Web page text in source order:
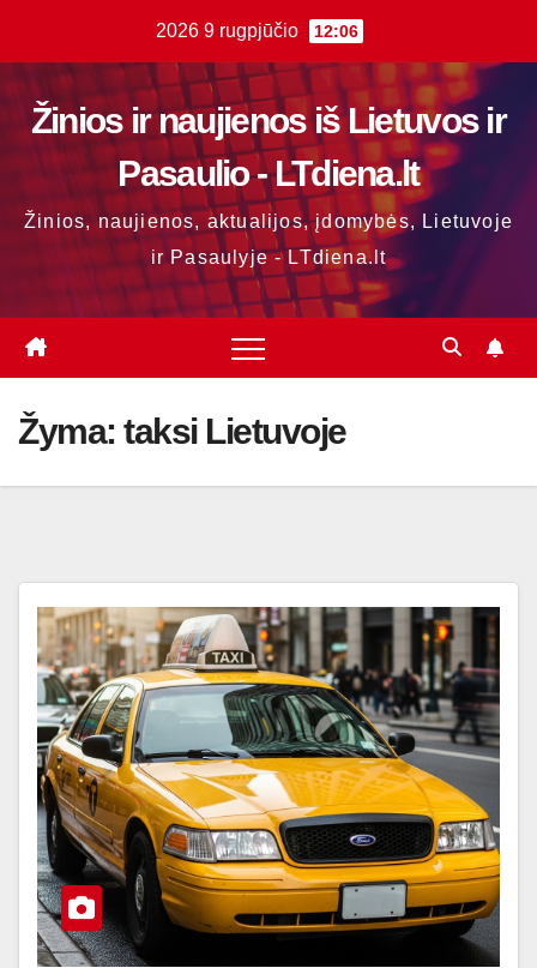
content
2026 9 rugpjūčio 12:06
Žinios ir naujienos iš Lietuvos ir
Pasaulio - LTdiena.lt
Žinios, naujienos, aktualijos, įdomybės, Lietuvoje
ir Pasaulyje - LTdiena.lt
Žyma: taksi Lietuvoje